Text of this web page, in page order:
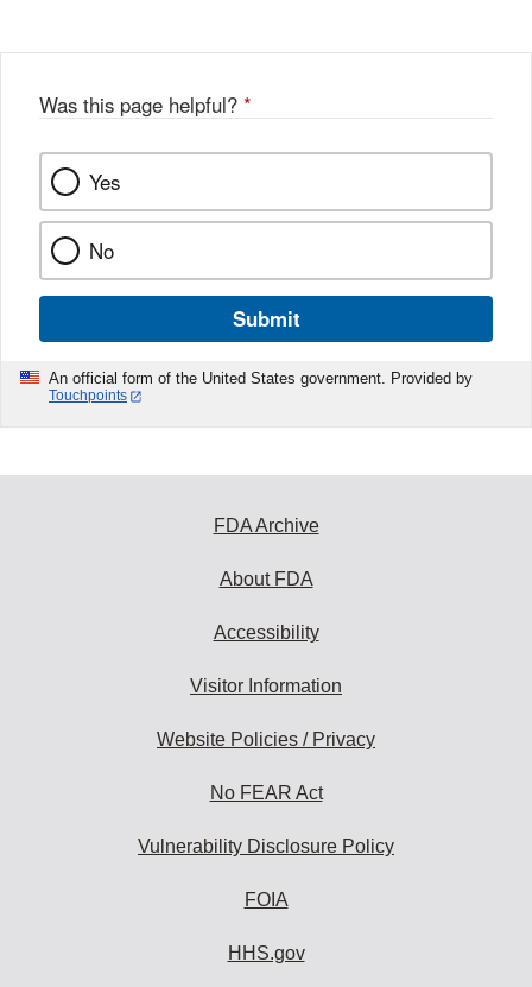
Was this page helpful? *
Yes
No
Submit
An official form of the United States government. Provided by
Touchpoints
FDA Archive
About FDA
Accessibility
Visitor Information
Website Policies / Privacy
No FEAR Act
Vulnerability Disclosure Policy
FOIA
HHS.gov